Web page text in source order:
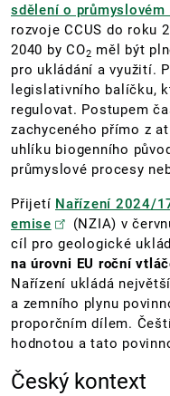
sdělení o
rozvoje CCUS do roku
2040 by CO2 měl být
pro ukládání a využití.
legislativního balíčku,
regulovat. Postupem
zachyceného přímo z
uhlíku biogenního
průmyslové procesy
Přijetí Nařízení 2024/
emise
(NZIA) v
cíl pro geologické
na úrovni EU roční
Nařízení ukládá
a zemního plynu
proporčním dílem.
hodnotou a tato
Český kontext